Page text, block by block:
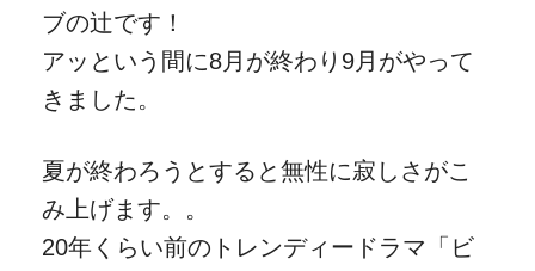
ブの辻です！
アッという間に8月が終わり9月がやって
きました。
夏が終わろうとすると無性に寂しさがこ
み上げます。。
20年くらい前のトレンディードラマ「ビ